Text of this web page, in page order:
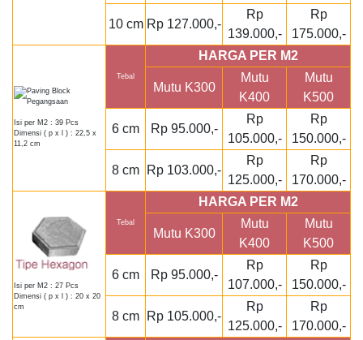
10 cm Rp 127.000,-
Rp
139.000,-
Rp
175.000,-
Isi per M2 : 39 Pcs
Dimensi ( p x l ) : 22,5 x
11,2 cm
Tebal
HARGA PER M2
Mutu K300
Mutu
K400
Mutu
K500
6 cm Rp 95.000,-
Rp
105.000,-
Rp
150.000,-
8 cm Rp 103.000,-
Rp
125.000,-
Rp
170.000,-
Isi per M2 : 27 Pcs
Dimensi ( p x l ) : 20 x 20
cm
Tebal
HARGA PER M2
Mutu K300
Mutu
K400
Mutu
K500
6 cm Rp 95.000,-
Rp
107.000,-
Rp
150.000,-
8 cm Rp 105.000,-
Rp
125.000,-
Rp
170.000,-